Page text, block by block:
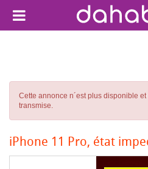
Cette annonce n´est plus disponible
transmise.
iPhone 11 Pro, état